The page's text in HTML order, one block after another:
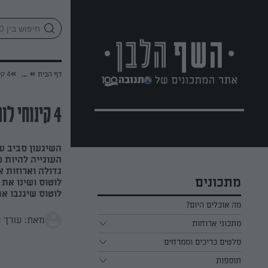
מתכונים
מה אוכלים היום?
מתכוני ארוחות
ארוחת בוקר
ארוחת צהריים
סלטים כריכים וממרחים
כל הסלטים כריכים וממרחים
תוספות
דף הבית »
...
»4 קינוחי לוטוס מפנקים לחג
4 קינוחי לוטוס מפנקים לחג
השיגעון סביב
העוגייה
גדולה
לוטוס ושינו
לוטוס שיגנבו
מאת: עורך